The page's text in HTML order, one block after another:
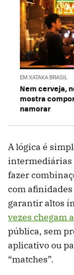
EM XATAKA BRASIL
Nem cerveja,
mostra
namorar
A lógica é
intermediárias
fazer
com
garantir altos
vezes chegam
pública, sem
aplicativo ou
“matches”.